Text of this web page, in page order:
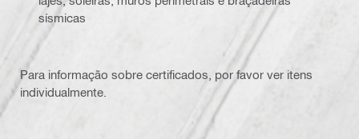
sísmicas
Para informação sobre certificados, por favor ver itens
individualmente.